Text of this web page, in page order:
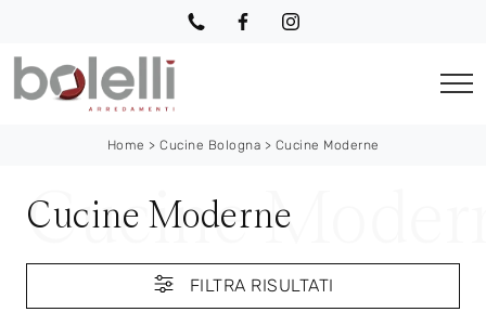
Home > Cucine Bologna > Cucine Moderne
Cucine Moderne
FILTRA RISULTATI